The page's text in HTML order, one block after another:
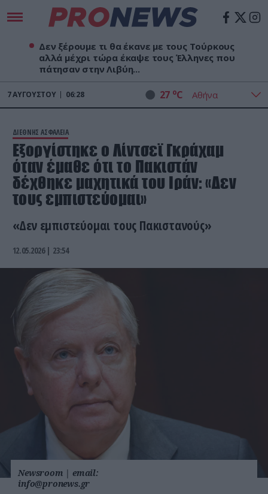
Δεν ξέρουμε τι θα έκανε με τους Τούρκους
αλλά μέχρι τώρα έκαψε τους Έλληνες που
πάτησαν στην Λιβύη...
7ΑΥΓΟΎΣΤΟΥ 06:28 27 oC
ΔΙΕΘΝΗΣ ΑΣΦΑΛΕΙΑ
Εξοργίστηκε ο Λίντσεϊ Γκράχαμ
όταν έμαθε ότι το Πακιστάν
δέχθηκε μαχητικά του Ιράν: «Δεν
τους εμπιστεύομαι»
«Δεν εμπιστεύομαι τους Πακιστανούς»
12.05.2026 | 23:54
Newsroom | email:
info@pronews.gr